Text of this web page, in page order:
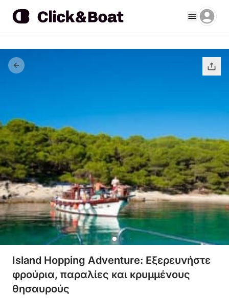
Island Hopping Adventure: Εξερευνήστε
φρούρια, παραλίες και κρυμμένους
θησαυρούς